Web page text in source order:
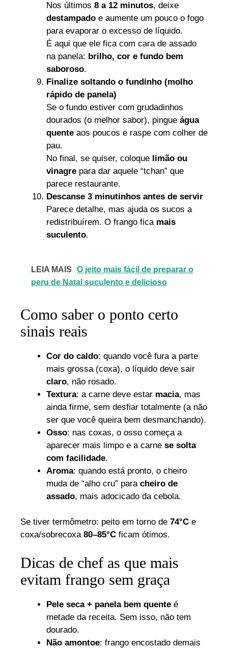
Nos últimos 8 a 12 minutos, deixe
destampado e aumente um pouco o fogo
para evaporar o excesso de líquido.
É aqui que ele fica com cara de assado
na panela: brilho, cor e fundo bem
saboroso.
Finalize soltando o fundinho (molho
rápido de panela)
Se o fundo estiver com grudadinhos
dourados (o melhor sabor), pingue água
quente aos poucos e raspe com colher de
pau.
No final, se quiser, coloque limão ou
vinagre para dar aquele “tchan” que
parece restaurante.
Descanse 3 minutinhos antes de servir
Parece detalhe, mas ajuda os sucos a
redistribuírem. O frango fica mais
suculento.
LEIA MAIS
O jeito mais fácil de preparar o
peru de Natal suculento e delicioso
Como saber o ponto certo
sinais reais
Cor do caldo: quando você fura a parte
mais grossa (coxa), o líquido deve sair
claro, não rosado.
Textura: a carne deve estar macia, mas
ainda firme, sem desfiar totalmente (a não
ser que você queira bem desmanchando).
Osso: nas coxas, o osso começa a
aparecer mais limpo e a carne se solta
com facilidade.
Aroma: quando está pronto, o cheiro
muda de “alho cru” para cheiro de
assado, mais adocicado da cebola.
Se tiver termômetro: peito em torno de 74°C e
coxa/sobrecoxa 80–85°C ficam ótimos.
Dicas de chef as que mais
evitam frango sem graça
Pele seca + panela bem quente é
metade da receita. Sem isso, não tem
dourado.
Não amontoe: frango encostado demais